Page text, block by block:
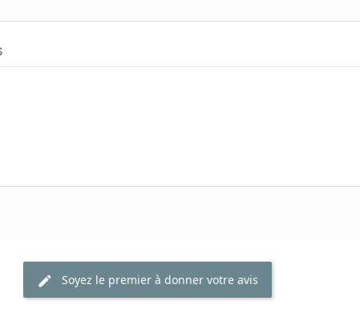
Soyez le premier à donner votre avis